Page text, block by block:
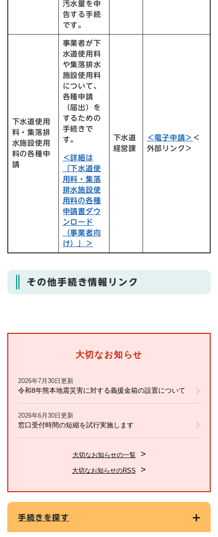
汚水量を申
告する手続
です。
下水道使用
料・集落排
水施設使用
料の各種申
請
事業者が下
水道使用料
や集落排水
施設使用料
について、
各種申請
（届出）を
するための
手続きで
す。
＜詳細は
「下水道使
用料・集落
排水施設使
用料の各種
申請書ダウ
ンロード
（事業者向
け）」＞
下水道
経営課
＜電子申請＞ ＜
外部リンク＞
その他手続き情報リンク
大切なお知らせ
2026年7月30日更新
令和8年熊本地震災害に対する義援金箱の設置について
2026年6月30日更新
窓口受付時間の短縮を試行実施します
大切なお知らせの一覧
大切なお知らせのRSS
手続きを探す